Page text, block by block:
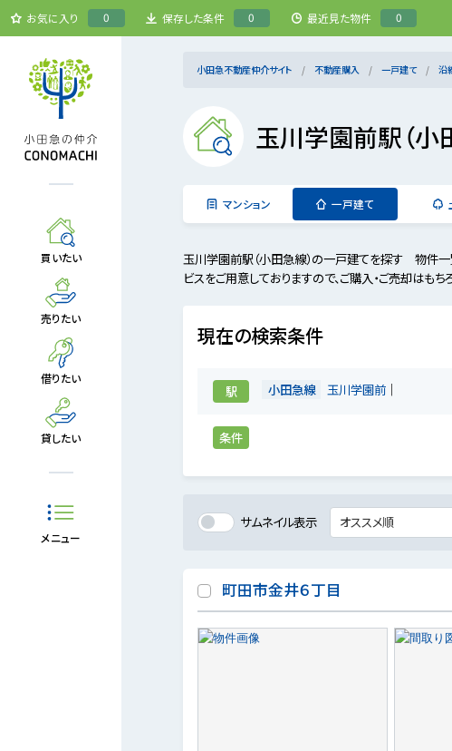
お気に入り 0 保存した条件 0 最近見た物件 0
買いたい
売りたい
借りたい
貸したい
メニュー
小田急不動産仲介サイト 不動産購入 一戸建て 沿
玉川学園前駅（
マンション 一戸建て
玉川学園前駅（小田急線）の一戸建てを探す 物件
ビスをご用意しておりますので、ご購入・ご売却はも
現在の検索条件
駅 小田急線 玉川学園前
条件
サムネイル表示
町田市金井６丁目